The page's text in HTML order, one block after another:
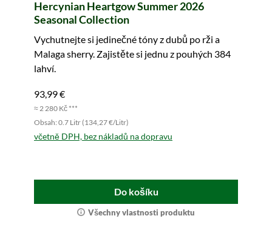
Hercynian Heartgow Summer 2026
Seasonal Collection
Vychutnejte si jedinečné tóny z dubů po rži a
Malaga sherry. Zajistěte si jednu z pouhých 384
lahví.
93,99 €
≈ 2 280 Kč ***
Obsah: 0.7 Litr (134,27 €/Litr)
včetně DPH, bez nákladů na dopravu
Do košíku
Všechny vlastnosti produktu